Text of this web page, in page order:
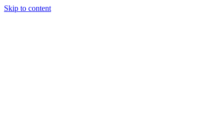
Skip to content